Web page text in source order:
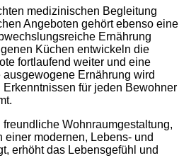
medizinischen Begleitung
Angeboten gehört ebenso eine
Ernährung
Küchen entwickeln die
fortlaufend weiter und eine
Ernährung wird
für jeden Bewohner
Wohnraumgestaltung,
einer modernen, Lebens- und
erhöht das Lebensgefühl und